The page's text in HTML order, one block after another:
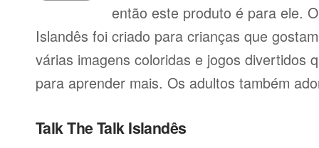
então este produto é para ele.
Islandês foi criado para crianças que
várias imagens coloridas e jogos divertidos
para aprender mais. Os adultos também
Talk The Talk Islandês